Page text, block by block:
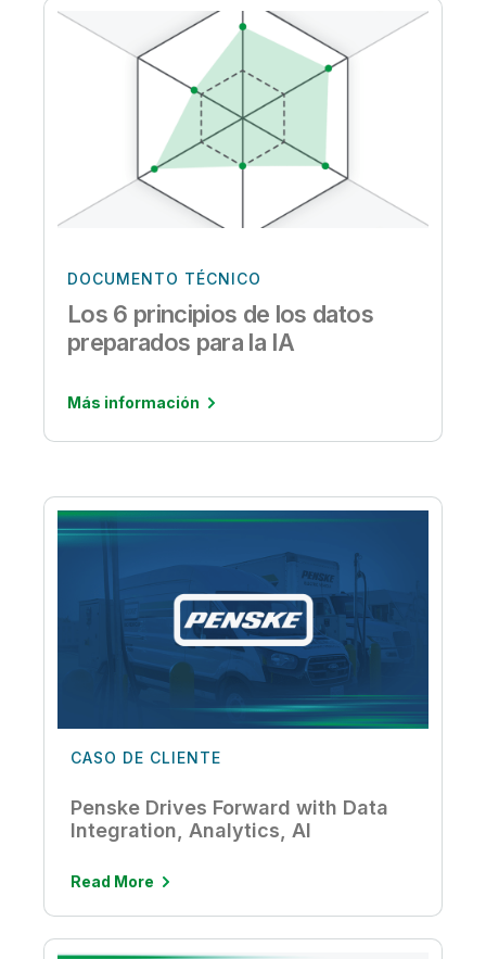
DOCUMENTO TÉCNICO
Los 6 principios de los datos
preparados para la IA
Más información
CASO DE CLIENTE
Penske Drives Forward with Data
Integration, Analytics, AI
Read More